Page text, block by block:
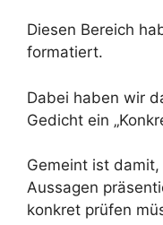
Diesen Bereich
formatiert.
Dabei haben wir
Gedicht ein
Gemeint ist
Aussagen
konkret prüfen